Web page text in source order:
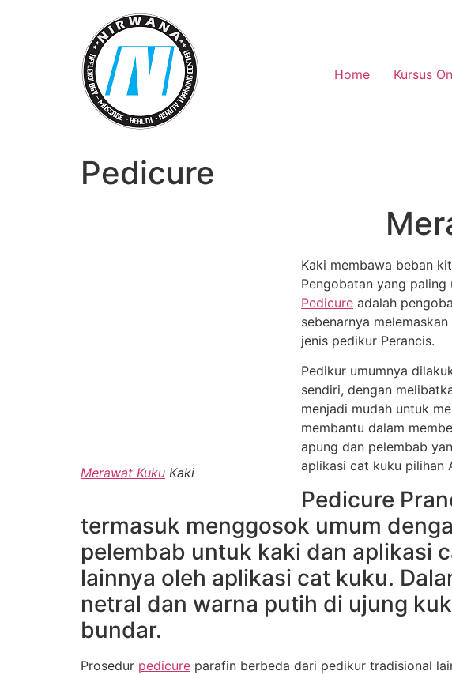
Home
Kursus
Pedicure
Merawat Kuku Kaki
Kaki membawa beban
Pengobatan yang paling
Pedicure adalah
sebenarnya
jenis pedikur Perancis.
Pedikur umumnya
sendiri, dengan
menjadi mudah untuk
membantu dalam
apung dan pelembab
aplikasi cat kuku pilihan
Pedicure
termasuk menggosok umum
pelembab untuk kaki dan aplikasi
lainnya oleh aplikasi cat kuku.
netral dan warna putih di ujung
bundar.
Prosedur pedicure parafin berbeda dari pedikur tradisional